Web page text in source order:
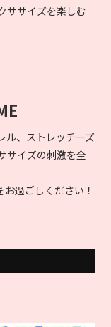
ササイズを楽しむ
ル、ストレッチーズ
サイズの刺激を全
過ごしください！